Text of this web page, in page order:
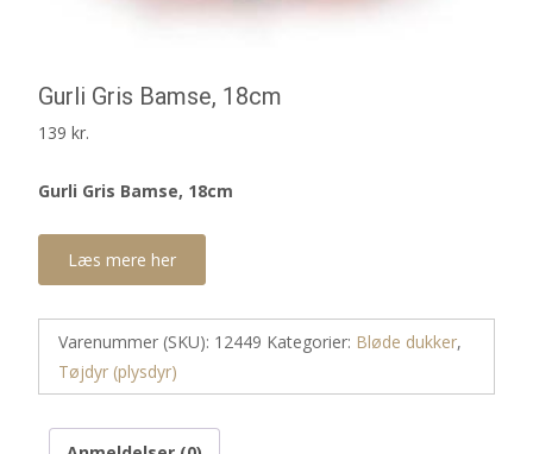
Gurli Gris Bamse, 18cm
139 kr.
Gurli Gris Bamse, 18cm
Læs mere her
Varenummer (SKU): 12449 Kategorier: Bløde dukker,
Tøjdyr (plysdyr)